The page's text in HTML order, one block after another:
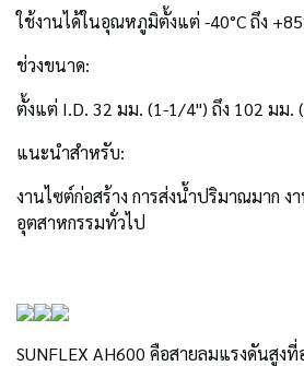
ใช้งานได้ในอุณหภูมิตั้งแต่ -40°C ถึง
ช่วงขนาด:
ตั้งแต่ I.D. 32 มม. (1-1/4") ถึง 102 มม.
แนะนำสำหรับ:
งานไซต์ก่อสร้าง การส่งน้ำปริมาณมาก ง
อุตสาหกรรมทั่วไป
SUNFLEX AH600 คือสายลมแรงดันสูง